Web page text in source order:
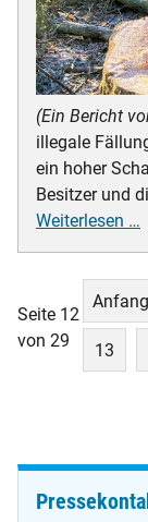
(Ein Bericht
illegale
ein hoher
Besitzer und
Weiterlesen …
Seite 12
von 29
Anfang
13